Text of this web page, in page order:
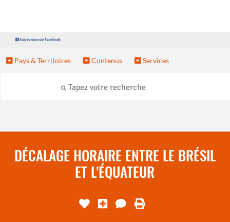
Suivez nous sur Facebook
Pays & Territoires Contenus Services
DÉCALAGE HORAIRE ENTRE LE BRÉSIL
ET L'ÉQUATEUR